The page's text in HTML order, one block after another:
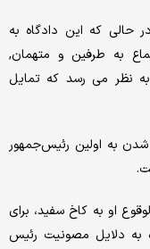
حالی که این دادگاه به
به طرفین و متهمان,
نظر می رسد که تمایل
به اولین رئیس‌جمهور
الوقوع او به کاخ سفید، برای
دلایل مصونیت رئیس